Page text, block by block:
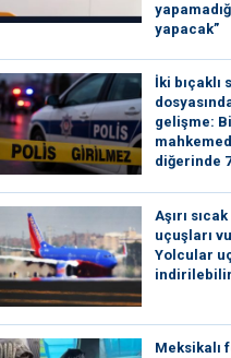
yapacak”
İki bıçaklı
gelişme:
diğerinde
Aşırı sıcak
uçuşları
Yolcular
indirilebilir
Meksikalı